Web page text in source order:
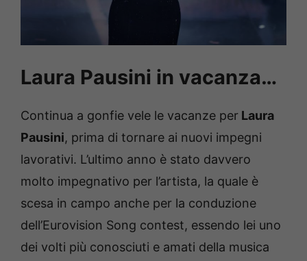
Laura Pausini in vacanza…
Continua a gonfie vele le vacanze per Laura
Pausini, prima di tornare ai nuovi impegni
lavorativi. L’ultimo anno è stato davvero
molto impegnativo per l’artista, la quale è
scesa in campo anche per la conduzione
dell’Eurovision Song contest, essendo lei uno
dei volti più conosciuti e amati della musica